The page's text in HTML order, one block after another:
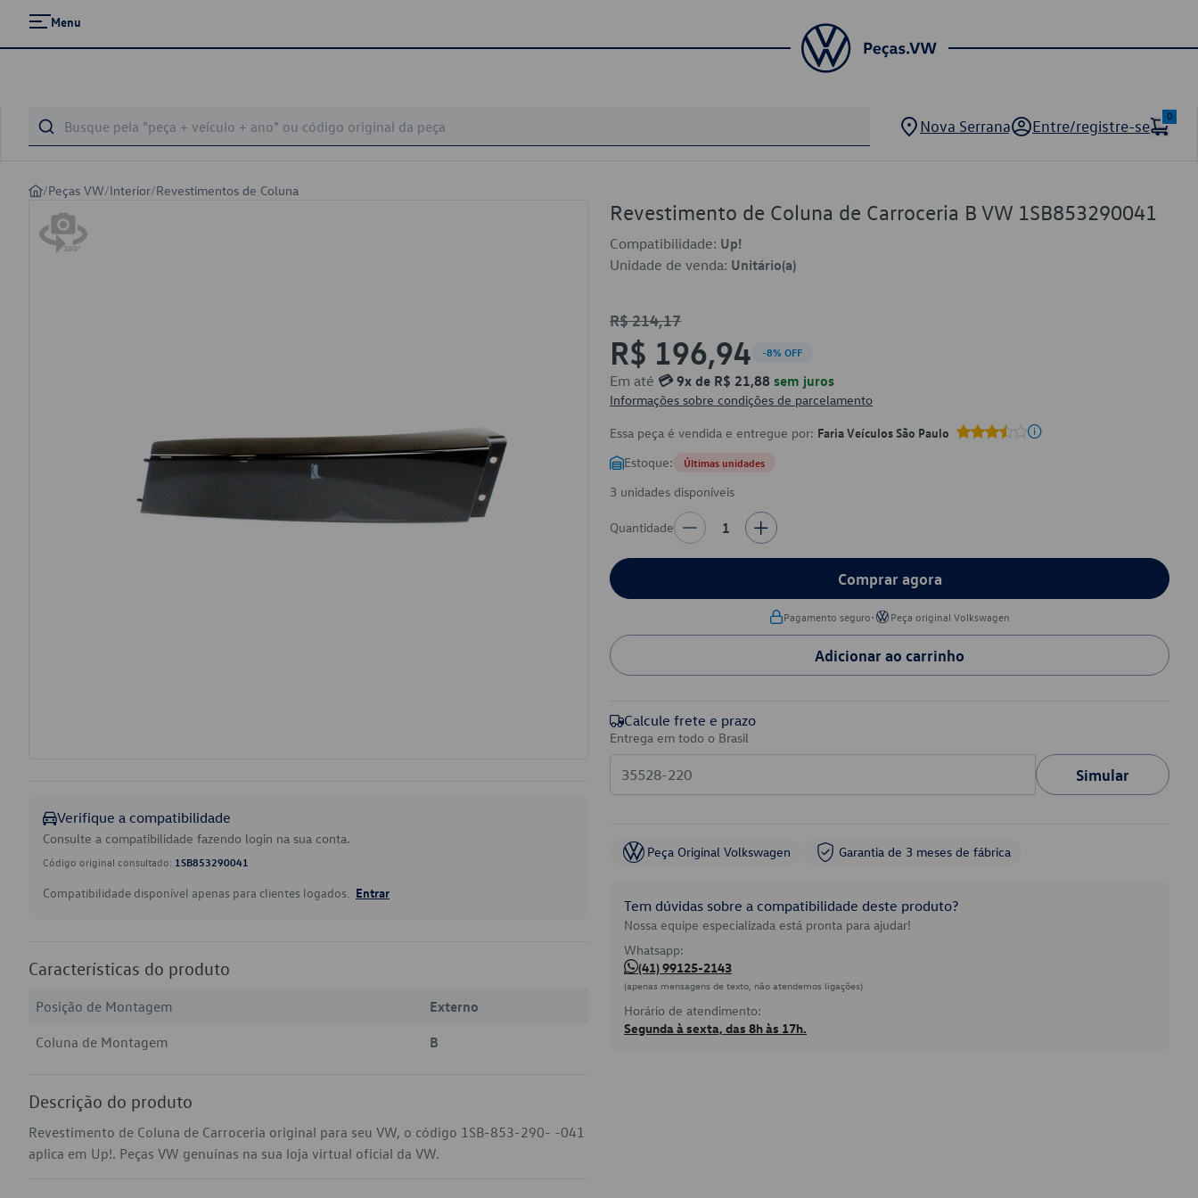
Menu
Nova Serrana Entre/registre-se
0
/Peças VW/Interior/Revestimentos de Coluna
Verifique a compatibilidade
Consulte a compatibilidade fazendo login na sua conta.
Código original consultado: 1SB853290041
Compatibilidade disponível apenas para clientes logados. Entrar
Características do produto
Posição de Montagem
Externo
Coluna de Montagem
B
Descrição do produto
Revestimento de Coluna de Carroceria original para seu VW, o código 1SB-853-290- -041
aplica em Up!. Peças VW genuínas na sua loja virtual oficial da VW.
Revestimento de Coluna de Carroceria B VW 1SB853290041
Compatibilidade: Up!
Unidade de venda: Unitário(a)
R$ 214,17
R$ 196,94 -8% OFF
Em até 💳 9x de R$ 21,88 sem juros
Informações sobre condições de parcelamento
Essa peça é vendida e entregue por: Faria Veículos São Paulo
Estoque: Últimas unidades
3 unidades disponíveis
Quantidade 1
Comprar agora
Pagamento seguro• Peça original Volkswagen
Adicionar ao carrinho
Calcule frete e prazo
Entrega em todo o Brasil
Simular
Peça Original Volkswagen Garantia de 3 meses de fábrica
Tem dúvidas sobre a compatibilidade deste produto?
Nossa equipe especializada está pronta para ajudar!
Whatsapp:
(41) 99125-2143
(apenas mensagens de texto, não atendemos ligações)
Horário de atendimento:
Segunda à sexta, das 8h às 17h.